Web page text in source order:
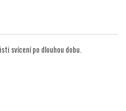
svícení po dlouhou dobu.